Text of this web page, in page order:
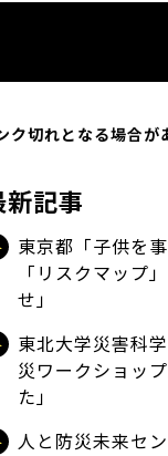
切れとなる場合が
新記事
東京都「子供を
「リスクマップ
せ」
東北大学災害科
災ワークショッ
た」
人と防災未来セ